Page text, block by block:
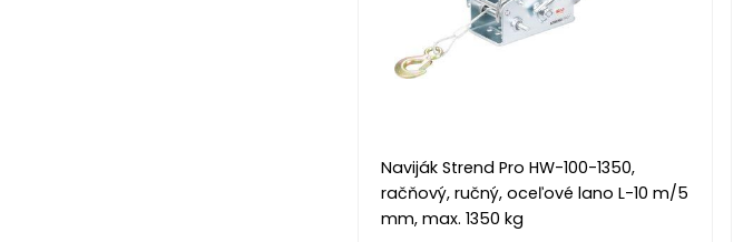
Naviják Strend Pro HW-100-1350,
račňový, ručný, oceľové lano L-10 m/5
mm, max. 1350 kg